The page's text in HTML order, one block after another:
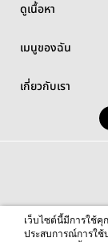
ดูเนื้อหา
เมนูของฉัน
เกี่ยวกับเรา
© 2026
This site is
เว็บไซต์นี้มีการใช้คุ
ประสบการณ์การใ